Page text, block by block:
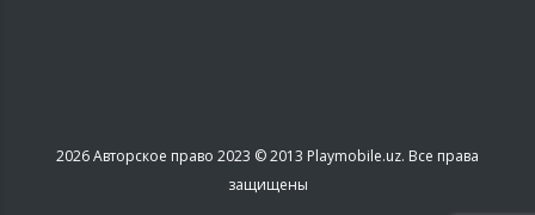
2026Авторское право 2023 © 2013 Playmobile.uz. Все права
защищены